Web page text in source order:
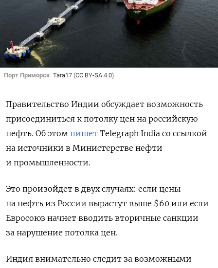
Порт Приморск Tara17 (CC BY-SA 4.0)
Правительство Индии обсуждает возможность
присоединиться к потолку цен на российскую
нефть. Об этом пишет Telegraph India со ссылкой
на источники в Министерстве нефти
и промышленности.
Это произойдет в двух случаях: если цены
на нефть из России вырастут выше $60 или если
Евросоюз начнет вводить вторичные санкции
за нарушение потолка цен.
Индия внимательно следит за возможными